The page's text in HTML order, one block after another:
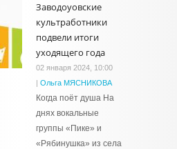
Заводоуовские
культработники
подвели итоги
уходящего года
02 января 2024, 10:00
| Ольга МЯСНИКОВА
Когда поёт душа На
днях вокальные
группы «Пике» и
«Рябинушка» из села